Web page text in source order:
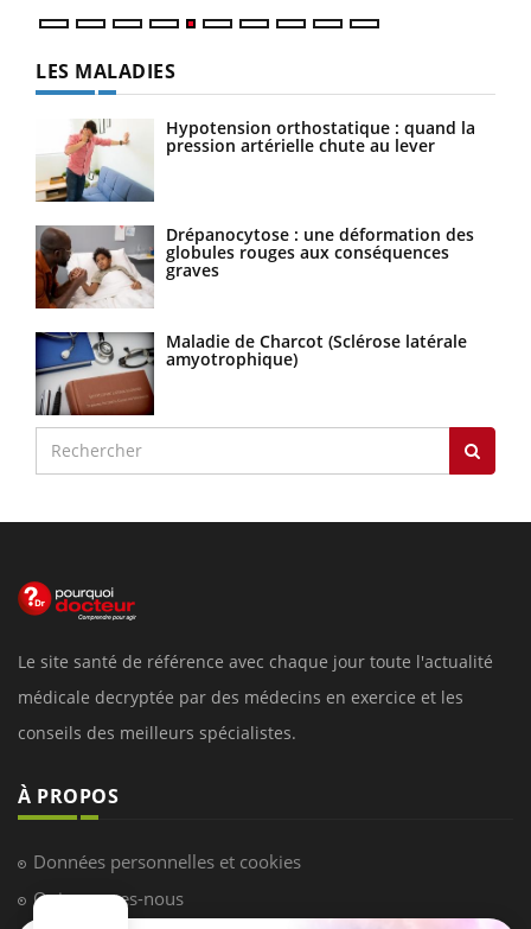
LES MALADIES
Hypotension orthostatique : quand la
pression artérielle chute au lever
Drépanocytose : une déformation des
globules rouges aux conséquences
graves
Maladie de Charcot (Sclérose latérale
amyotrophique)
Le site santé de référence avec chaque jour toute l'actualité
médicale decryptée par des médecins en exercice et les
conseils des meilleurs spécialistes.
À PROPOS
Données personnelles et cookies
Qui sommes-nous